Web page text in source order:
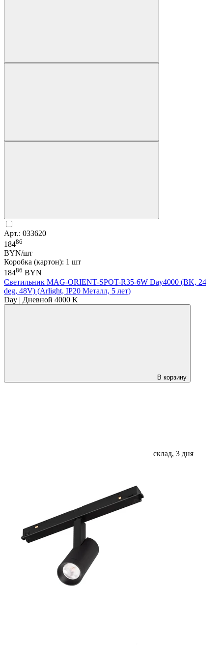
Арт.: 033620
18486
BYN/шт
Коробка (картон): 1 шт
18486 BYN
Светильник MAG-ORIENT-SPOT-R35-6W Day4000 (BK, 24
deg, 48V) (Arlight, IP20 Металл, 5 лет)
Day | Дневной 4000 K
В корзину
склад, 3 дня